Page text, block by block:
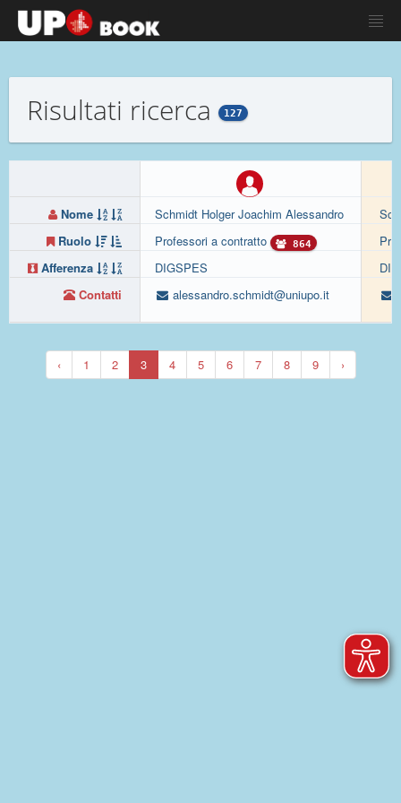
Risultati ricerca 127
Nome
Ruolo
Afferenza
Contatti
Schmidt Holger Joachim Alessandro
Professori a contratto
864
DIGSPES
alessandro.schmidt@uniupo.it
‹ 1 2 3 4 5 6 7 8 9 ›